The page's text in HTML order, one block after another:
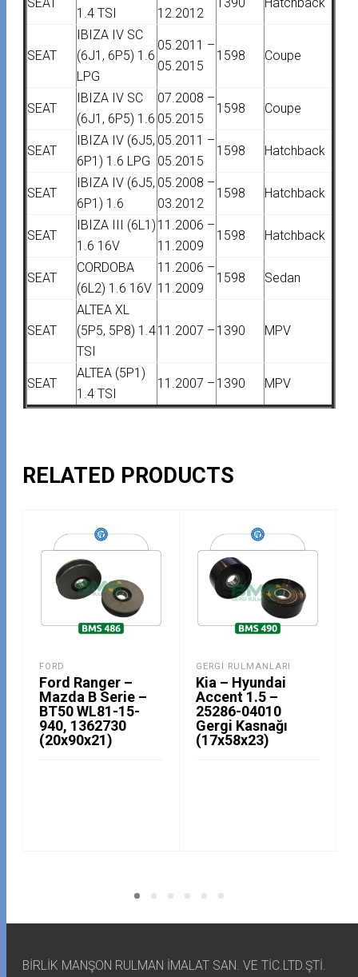
1.4 TSI 12.2012
SEAT
IBIZA IV SC
(6J1, 6P5) 1.6
LPG
05.2011 –
05.2015
1598 Coupe
SEAT
IBIZA IV SC
(6J1, 6P5) 1.6
07.2008 –
05.2015
1598 Coupe
SEAT
IBIZA IV (6J5,
6P1) 1.6 LPG
05.2011 –
05.2015
1598 Hatchback
SEAT
IBIZA IV (6J5,
6P1) 1.6
05.2008 –
03.2012
1598 Hatchback
SEAT
IBIZA III (6L1)
1.6 16V
11.2006 –
11.2009
1598 Hatchback
SEAT
CORDOBA
(6L2) 1.6 16V
11.2006 –
11.2009
1598 Sedan
SEAT
ALTEA XL
(5P5, 5P8) 1.4
TSI
11.2007 – 1390 MPV
SEAT
ALTEA (5P1)
1.4 TSI
11.2007 – 1390 MPV
RELATED PRODUCTS
FORD
Ford Ranger –
Mazda B Serie –
BT50 WL81-15-
940, 1362730
(20x90x21)
GERGI RULMANLARI
Kia – Hyundai
Accent 1.5 –
25286-04010
Gergi Kasnağı
(17x58x23)
BİRLİK MANŞON RULMAN İMALAT SAN. VE TİC.LTD.ŞTİ.